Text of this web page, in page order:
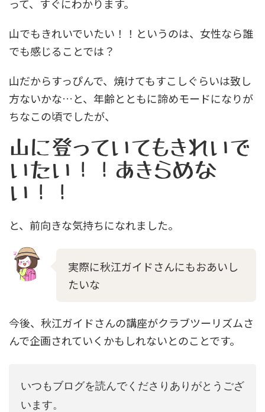
って、すぐにわかります。
山でもきれいでいたい！！というのは、女性なら誰
でも感じることでは？
山だからすっぴんで、焼けてもすこしぐらいは致し
方ないかな…と、年齢とともに諦めモードになりが
ちなこの頃でしたが、
山に登っていてもきれいで
いたい！！あきらめな
い！！
と、前向きな気持ちになれました。
実際に秋江ガイドさんにもおあいし
たいな
今後、秋江ガイドさんの講座がクラブツーリズムさ
んで企画されていくかもしれないとのことです。
いつもブログを読んでくださりありがとうござ
います。